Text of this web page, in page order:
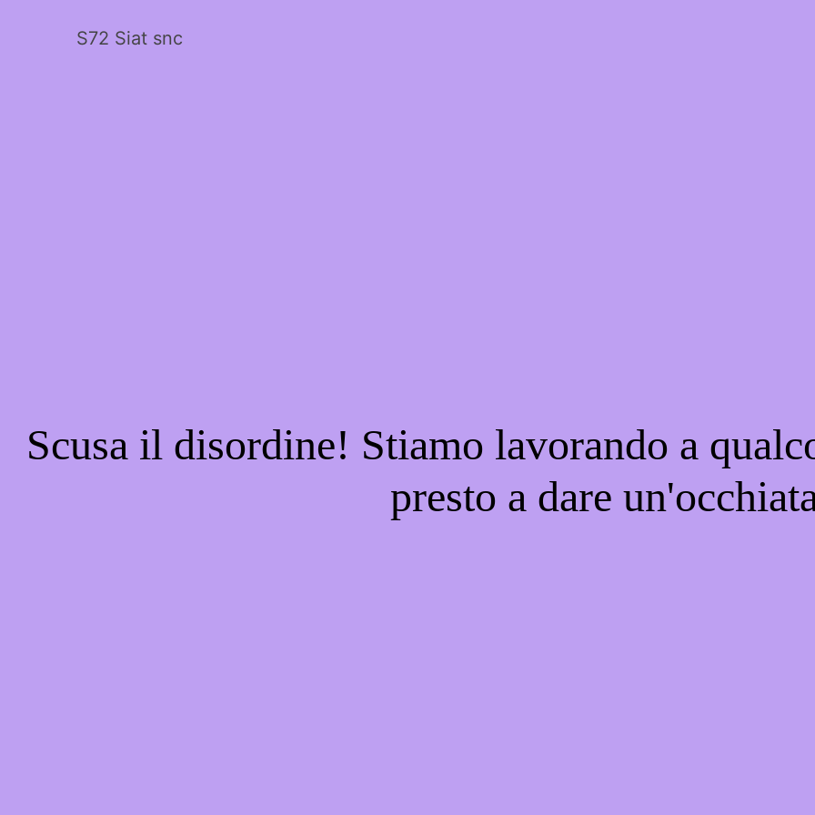
S72 Siat snc
Scusa il disordine! Stiamo lavorando a
presto a dare